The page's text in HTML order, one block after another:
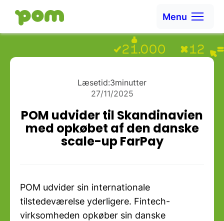
Ga naar Home
Menu
Læsetid:3minutter
27/11/2025
POM udvider til Skandinavien
med opkøbet af den danske
scale-up FarPay
POM udvider sin internationale
tilstedeværelse yderligere. Fintech-
virksomheden opkøber sin danske